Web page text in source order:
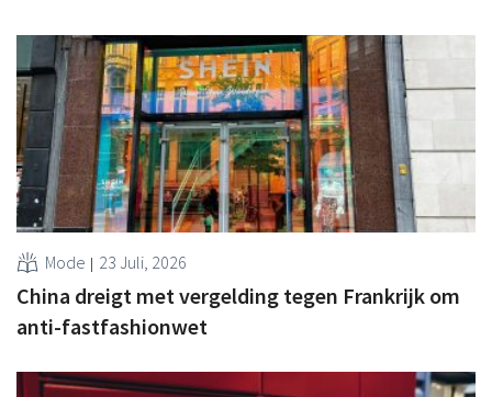
Mode 23 Juli, 2026
China dreigt met vergelding tegen Frankrijk om
anti-fastfashionwet